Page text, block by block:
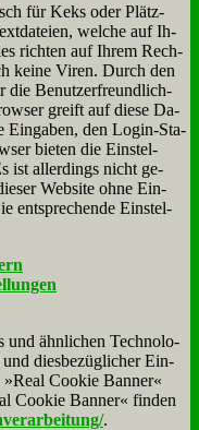
für Keks oder Plätz­
wel­che auf Ih­
rich­ten auf Ih­rem Rech­
kei­ne Vi­ren. Durch den
die Be­nut­zer­freund­lich­
greift auf die­se Da­
Ein­ga­ben, den Log­in-Sta­
bie­ten die Ein­stel­
ist al­ler­dings nicht ge­
Web­site oh­ne Ein­
ent­spre­chen­de Ein­stel­
und ähn­li­chen Tech­no­lo­
und dies­be­züg­li­cher Ein­
Coo­kie Ban­ner«
Coo­kie Ban­ner« fin­den
.